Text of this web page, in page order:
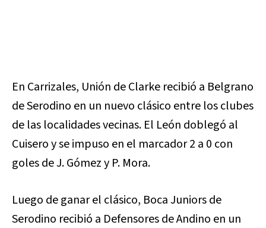
En Carrizales, Unión de Clarke recibió a Belgrano
de Serodino en un nuevo clásico entre los clubes
de las localidades vecinas. El León doblegó al
Cuisero y se impuso en el marcador 2 a 0 con
goles de J. Gómez y P. Mora.
Luego de ganar el clásico, Boca Juniors de
Serodino recibió a Defensores de Andino en un